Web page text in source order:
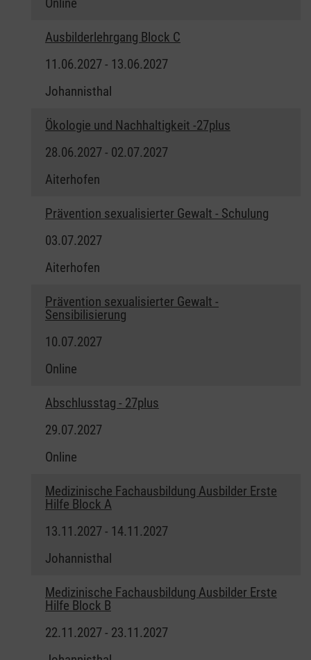
Ausbilderlehrgang Block C
11.06.2027 - 13.06.2027
Johannisthal
Ökologie und Nachhaltigkeit -27plus
28.06.2027 - 02.07.2027
Aiterhofen
Prävention sexualisierter Gewalt - Schulung
03.07.2027
Aiterhofen
Prävention sexualisierter Gewalt -
Sensibilisierung
10.07.2027
Online
Abschlusstag - 27plus
29.07.2027
Online
Medizinische Fachausbildung Ausbilder Erste
Hilfe Block A
13.11.2027 - 14.11.2027
Johannisthal
Medizinische Fachausbildung Ausbilder Erste
Hilfe Block B
22.11.2027 - 23.11.2027